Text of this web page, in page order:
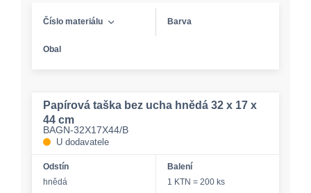
Číslo materiálu Barva
Obal
Papírová taška bez ucha hnědá 32 x 17 x
44 cm
BAGN-32X17X44/B
U dodavatele
Odstín
hnědá
Balení
1 KTN = 200 ks